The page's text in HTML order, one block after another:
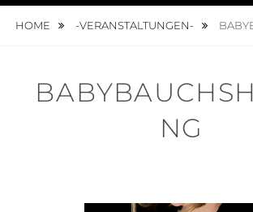
HOME -VERANSTALTUNGEN-
NG